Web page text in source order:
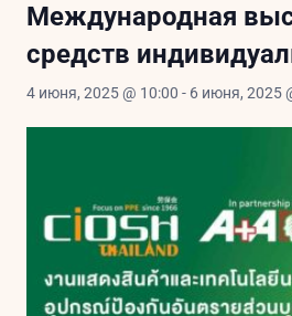
Международная
средств
4 июня, 2025 @ 10:00 - 6 июня, 2025